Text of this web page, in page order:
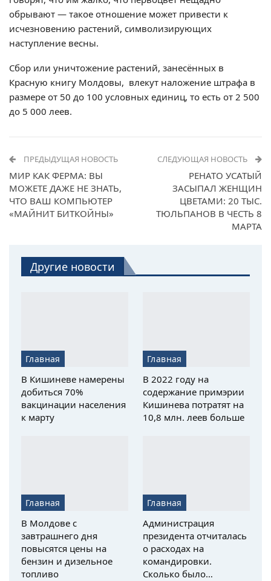
обрывают — такое отношение может привести к
исчезновению растений, символизирующих
наступление весны.
Сбор или уничтожение растений, занесённых в
Красную книгу Молдовы, влекут наложение штрафа в
размере от 50 до 100 условных единиц, то есть от 2 500
до 5 000 леев.
ПРЕДЫДУЩАЯ НОВОСТЬ
МИР КАК ФЕРМА: ВЫ
МОЖЕТЕ ДАЖЕ НЕ ЗНАТЬ,
ЧТО ВАШ КОМПЬЮТЕР
«МАЙНИТ БИТКОЙНЫ»
СЛЕДУЮЩАЯ НОВОСТЬ
РЕНАТО УСАТЫЙ
ЗАСЫПАЛ ЖЕНЩИН
ЦВЕТАМИ: 20 ТЫС.
ТЮЛЬПАНОВ В ЧЕСТЬ 8
МАРТА
Другие новости
Главная
В Кишиневе намерены
добиться 70%
вакцинации населения
к марту
Главная
В 2022 году на
содержание примэрии
Кишинева потратят на
10,8 млн. леев больше
Главная
В Молдове с
завтрашнего дня
повысятся цены на
бензин и дизельное
топливо
Главная
Администрация
президента отчиталась
о расходах на
командировки.
Сколько было…